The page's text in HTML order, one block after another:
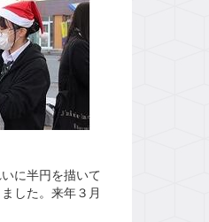
に半円を描いて
した。来年３月